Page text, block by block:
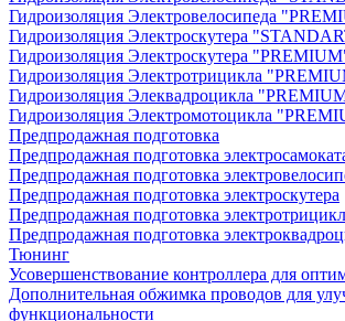
Гидроизоляция Электровелосипеда
Гидроизоляция Электроскутера
Гидроизоляция Электроскутера
Гидроизоляция Электротрицикла
Гидроизоляция Элеквадроцикла
Гидроизоляция Электромотоцикла
Предпродажная подготовка
Предпродажная подготовка
Предпродажная подготовка
Предпродажная подготовка электроскутера
Предпродажная подготовка
Предпродажная подготовка
Тюнинг
Усовершенствование контроллера для
Дополнительная обжимка проводов для
функциональности